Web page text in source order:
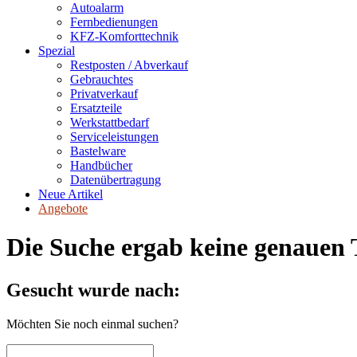
Autoalarm
Fernbedienungen
KFZ-Komforttechnik
Spezial
Restposten / Abverkauf
Gebrauchtes
Privatverkauf
Ersatzteile
Werkstattbedarf
Serviceleistungen
Bastelware
Handbücher
Datenübertragung
Neue Artikel
Angebote
Die Suche ergab keine genauen
Gesucht wurde nach:
Möchten Sie noch einmal suchen?